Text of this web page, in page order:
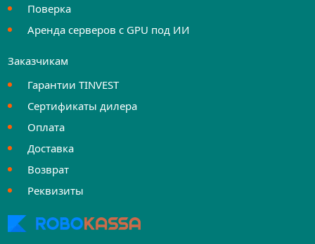
Поверка
Аренда серверов с GPU под ИИ
Заказчикам
Гарантии TINVEST
Сертификаты дилера
Оплата
Доставка
Возврат
Реквизиты